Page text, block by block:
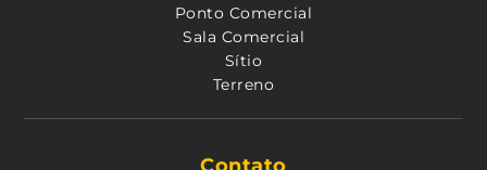
Ponto Comercial
Sala Comercial
Sítio
Terreno